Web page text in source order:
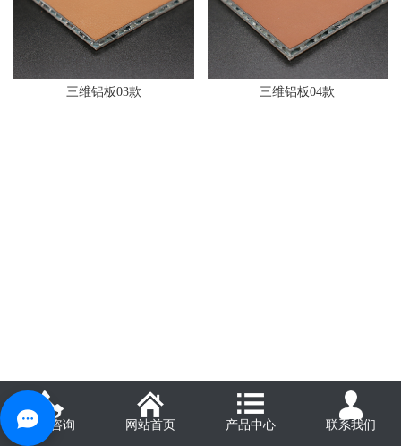
三维铝板03款 三维铝板04款
电话咨询 网站首页 产品中心 联系我们